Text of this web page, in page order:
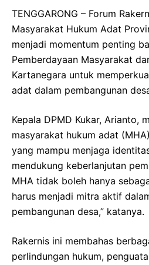
TENGGARONG – Forum
Masyarakat Hukum Adat
menjadi momentum penting
Pemberdayaan Masyarakat
Kartanegara untuk
adat dalam pembangunan
Kepala DPMD Kukar, Arianto,
masyarakat hukum adat
yang mampu menjaga
mendukung keberlanjutan
MHA tidak boleh hanya
harus menjadi mitra aktif
pembangunan desa,” katanya.
Rakernis ini membahas
perlindungan hukum,